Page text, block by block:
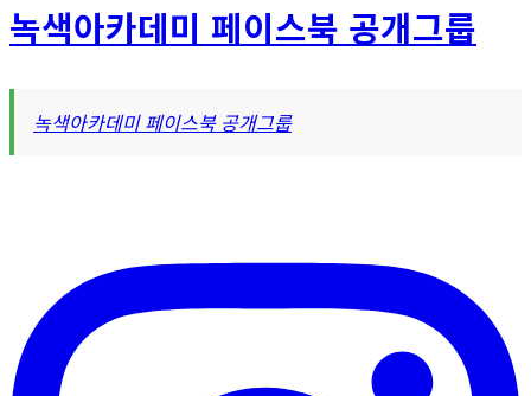
고
리
녹색아카데미 페이스북 공개그룹
녹색아카데미 페이스북 공개그룹